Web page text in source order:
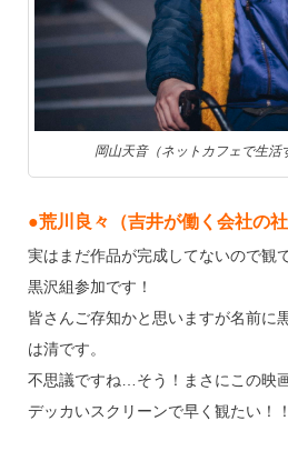
岡山天音（ネットカフェで生活
●荒川良々（吉井が働く会社の社
実はまだ作品が完成してないので観
黒沢組参加です！
皆さんご存知かと思いますが名前に
は清です。
不思議ですね…そう！まさにこの映
デッカいスクリーンで早く観たい！